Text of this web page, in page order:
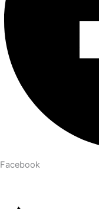
Facebook